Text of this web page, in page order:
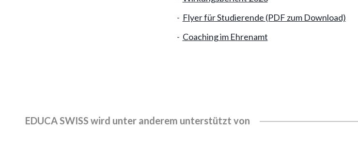
Flyer für Studierende (PDF zum Download)
Coaching im Ehrenamt
EDUCA SWISS wird unter anderem unterstützt von